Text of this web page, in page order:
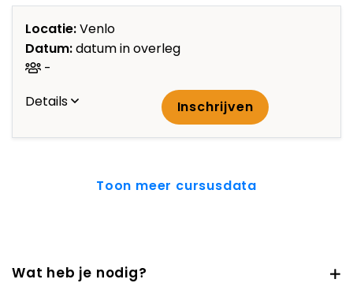
Locatie:Venlo
Datum:datum in overleg
-
Details
Inschrijven
Toon meer cursusdata
Wat heb je nodig?